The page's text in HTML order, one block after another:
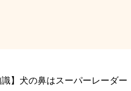
識】犬の鼻はスーパーレーダー